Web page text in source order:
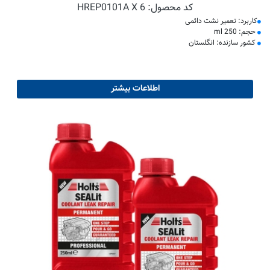
کد محصول: HREP0101A X 6
کاربرد: تعمیر نشت دائمی
حجم: 250 ml
کشور سازنده: انگلستان
اطلاعات بیشتر